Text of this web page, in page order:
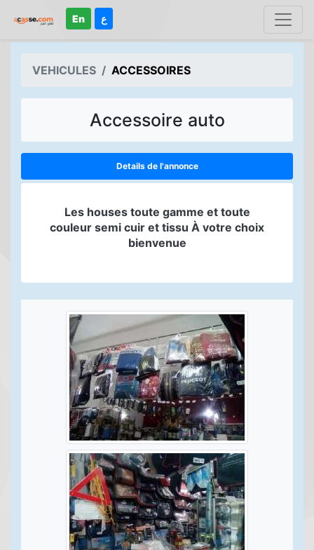
En ع
VEHICULES ACCESSOIRES
Accessoire auto
Details de l'annonce
Les houses toute gamme et toute
couleur semi cuir et tissu À votre choix
bienvenue